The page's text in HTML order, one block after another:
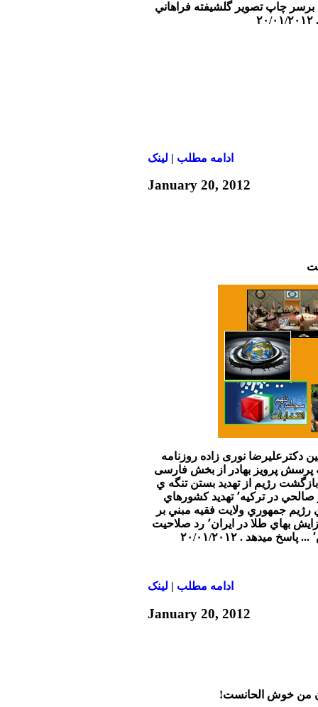
اروپا ٬ جنجال برسر چاپ تصوير گلشيفته فراهاني
ادامه مطلب | لينک
January 20, 2012
دکترعليرضا نوری زاده روزنامه
پرسش پرويز بهادر از بخش فارسی
رژيم از تهديد بستن تنگه ي
هرمز٬ اظهارات علي اكبر صالحي در تركيه٬ تهديد كشورهاي
جمهوري ولايت فقيه مبني بر
عدم افزايش توليد نفت٬ ازايش بهاي طلا در ايران٬ رد صلاحيت
ادامه مطلب | لينک
January 20, 2012
من خوش الحانست!